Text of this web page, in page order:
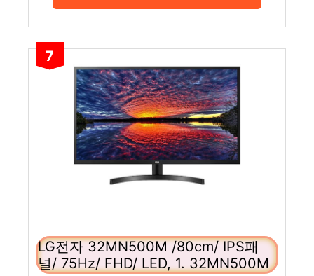
7
LG전자 32MN500M /80cm/ IPS패
널/ 75Hz/ FHD/ LED, 1. 32MN500M